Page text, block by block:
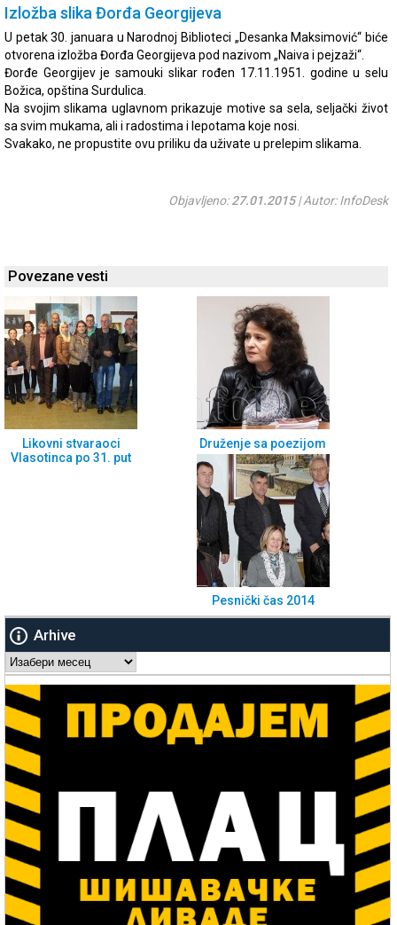
Izložba slika Đorđa Georgijeva
U petak 30. januara u Narodnoj Biblioteci „Desanka Maksimović“ biće
otvorena izložba Đorđa Georgijeva pod nazivom „Naiva i pejzaži“.
Đorđe Georgijev je samouki slikar rođen 17.11.1951. godine u selu
Božica, opština Surdulica.
Na svojim slikama uglavnom prikazuje motive sa sela, seljački život
sa svim mukama, ali i radostima i lepotama koje nosi.
Svakako, ne propustite ovu priliku da uživate u prelepim slikama.
Objavljeno:27.01.2015| Autor: InfoDesk
Povezane vesti
Likovni stvaraoci
Vlasotinca po 31. put
Druženje sa poezijom
Pesnički čas 2014
Arhive
Arhive